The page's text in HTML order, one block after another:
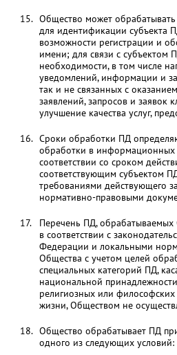
Общество может
для идентификации субъекта
возможности регистрации и
имени; для связи с субъектом
необходимости, в том числе
уведомлений, информации и
так и не связанных с
заявлений, запросов и заявок
улучшение качества услуг,
Сроки обработки ПД
обработки в информационных
соответствии со сроком
соответствующим субъектом
требованиями действующего
нормативно-правовыми
Перечень ПД, обрабатываемых
в соответствии с
Федерации и локальными
Общества с учетом целей
специальных категорий ПД,
национальной
религиозных или
жизни, Обществом не
Общество обрабатывает ПД
одного из следующих условий: